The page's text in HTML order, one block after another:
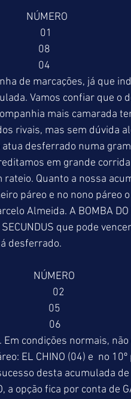
NÚMERO
01
08
04
de marcações, já que
Vamos confiar que o
mais camarada
rivais, mas sem dúvida
desferrado numa
em grande
Quanto a nossa
páreo e no nono páreo
Almeida. A BOMBA DO
que pode
desferrado.
NÚMERO
02
05
06
condições normais, não
EL CHINO (04) e  no 10º
desta acumulada
opção fica por conta de